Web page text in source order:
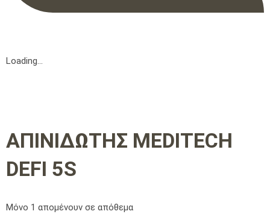
Loading...
ΑΠΙΝΙΔΩΤΗΣ MEDITECH
DEFI 5S
Μόνο 1 απομένουν σε απόθεμα